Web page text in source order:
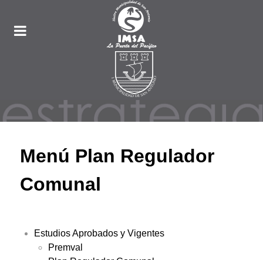
Menú Plan Regulador
Comunal
Estudios Aprobados y Vigentes
Premval